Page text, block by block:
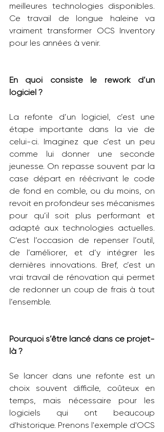
meilleures technologies disponibles.
Ce travail de longue haleine va
vraiment transformer OCS Inventory
pour les années à venir.
En quoi consiste le rework d’un
logiciel ?
La refonte d’un logiciel, c’est une
étape importante dans la vie de
celui-ci. Imaginez que c’est un peu
comme lui donner une seconde
jeunesse. On repasse souvent par la
case départ en réécrivant le code
de fond en comble, ou du moins, on
revoit en profondeur ses mécanismes
pour qu’il soit plus performant et
adapté aux technologies actuelles.
C’est l’occasion de repenser l’outil,
de l’améliorer, et d’y intégrer les
dernières innovations. Bref, c’est un
vrai travail de rénovation qui permet
de redonner un coup de frais à tout
l’ensemble.
Pourquoi s’être lancé dans ce projet-
là ?
Se lancer dans une refonte est un
choix souvent difficile, coûteux en
temps, mais nécessaire pour les
logiciels qui ont beaucoup
d'historique. Prenons l'exemple d'OCS